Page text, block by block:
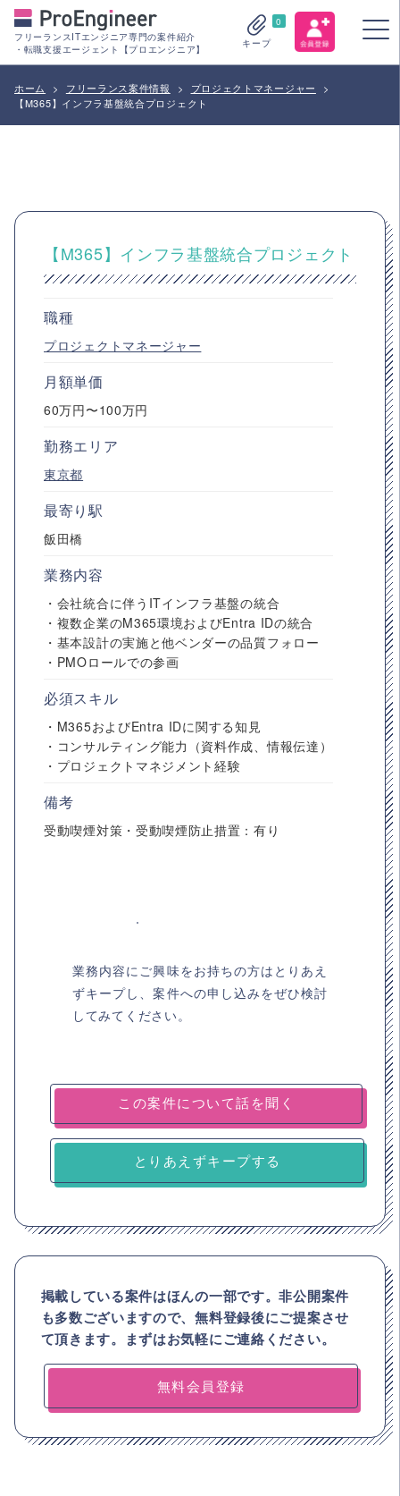
フリーランスITエンジニア専門の案件紹介
・転職支援エージェント【プロエンジニア】
0
キープ
ホーム > フリーランス案件情報 > プロジェクトマネージャー
>
【M365】インフラ基盤統合プロジェクト
【M365】インフラ基盤統合プロジェクト
職種
プロジェクトマネージャー
月額単価
60万円〜100万円
勤務エリア
東京都
最寄り駅
飯田橋
業務内容
・会社統合に伴うITインフラ基盤の統合
・複数企業のM365環境およびEntra IDの統合
・基本設計の実施と他ベンダーの品質フォロー
・PMOロールでの参画
必須スキル
・M365およびEntra IDに関する知見
・コンサルティング能力（資料作成、情報伝達）
・プロジェクトマネジメント経験
備考
受動喫煙対策・受動喫煙防止措置：有り
業務内容にご興味をお持ちの方はとりあえ
ずキープし、案件への申し込みをぜひ検討
してみてください。
とりあえずキープする
掲載している案件はほんの一部です。非公開案件
も多数ございますので、無料登録後にご提案させ
て頂きます。まずはお気軽にご連絡ください。
無料会員登録